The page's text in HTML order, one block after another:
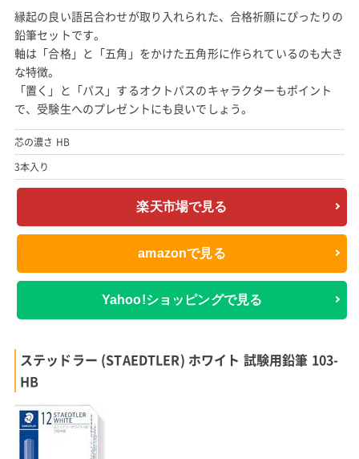
縁起の良い語呂合わせが取り入れられた、合格祈願にぴったりの
鉛筆セットです。
軸は「合格」と「五角」をかけた五角形に作られているのも大き
な特徴。
「置く」と「パス」するオクトパスのキャラクターもポイント
で、受験生へのプレゼントにも良いでしょう。
芯の濃さ HB
3本入り
楽天市場で見る
amazonで見る
Yahoo!ショッピングで見る
ステッドラー (STAEDTLER) ホワイト 試験用鉛筆 103-
HB